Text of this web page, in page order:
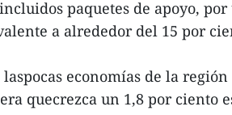
paquetes de apoyo,
a alrededor del 15 por
economías de la
quecrezca un 1,8 por ciento